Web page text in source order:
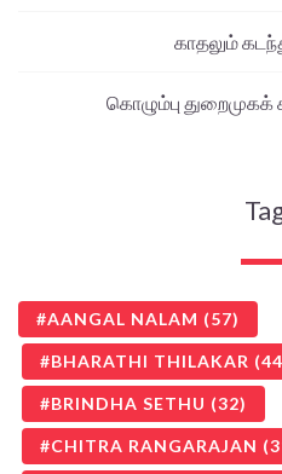
காதலும்
கொழும்பு
AANGAL NALAM (57)
BHARATHI THILAKAR
BRINDHA SETHU (32)
CHITRA RANGARAJAN